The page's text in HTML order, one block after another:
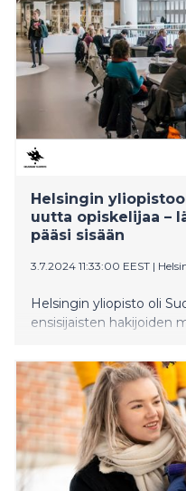
Helsingin
uutta opiskelijaa –
pääsi sisään
3.7.2024 11:33:00 EEST |
Helsingin yliopisto oli
ensisijaisten hakijoiden